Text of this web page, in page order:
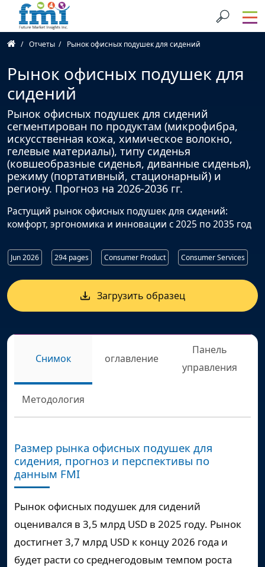
Отчеты Рынок офисных подушек для сидений
Рынок офисных подушек для
сидений
Рынок офисных подушек для сидений
сегментирован по продуктам (микрофибра,
искусственная кожа, химическое волокно,
гелевые материалы), типу сиденья
(ковшеобразные сиденья, диванные сиденья),
режиму (портативный, стационарный) и
региону. Прогноз на 2026-2036 гг.
Растущий рынок офисных подушек для сидений:
комфорт, эргономика и инновации с 2025 по 2035 год
Jun 2026 294 pages Consumer Product Consumer Services
Загрузить образец
Снимок оглавление
Панель
управления
Методология
Размер рынка офисных подушек для
сидения, прогноз и перспективы по
данным FMI
Рынок офисных подушек для сидений
оценивался в 3,5 млрд USD в 2025 году. Рынок
достигнет 3,7 млрд USD к концу 2026 года и
будет расти со среднегодовым темпом роста